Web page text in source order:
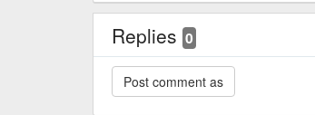
Replies 0